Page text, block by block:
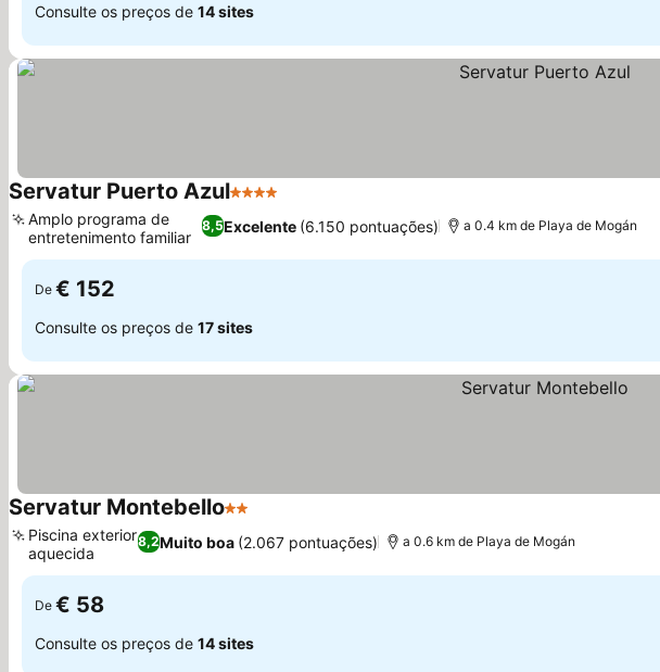
Consulte os preços de 14 sites
Servatur Puerto Azul4 Estrelas
8,5Excelente (6.150 pontuações)
Amplo programa de
entretenimento familiar
a 0.4 km de Playa de Mogán
De € 152
Consulte os preços de 17 sites
Servatur Montebello2 Estrelas
8,2Muito boa (2.067 pontuações)
Piscina exterior
aquecida
a 0.6 km de Playa de Mogán
De € 58
Consulte os preços de 14 sites